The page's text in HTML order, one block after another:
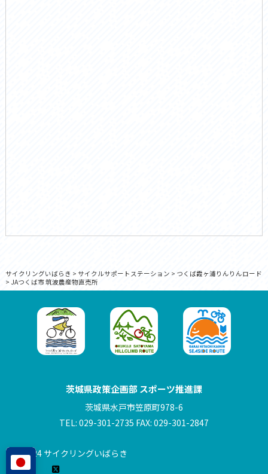
サイクリングいばらき > サイクルサポートステーション > つくば霞ヶ浦りんりんロード
> JAつくば市 筑波農産物直売所
茨城県政策企画部 スポーツ推進課
茨城県水戸市笠原町978-6
TEL: 029-301-2735 FAX: 029-301-2847
© 2024 サイクリングいばらき